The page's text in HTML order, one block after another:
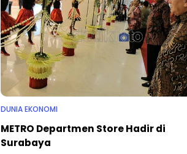
DUNIA EKONOMI
METRO Departmen Store Hadir di
Surabaya